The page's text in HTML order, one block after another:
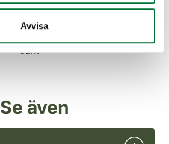
Avvisa
Jakt
Se även